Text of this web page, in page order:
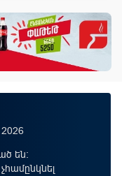
են: